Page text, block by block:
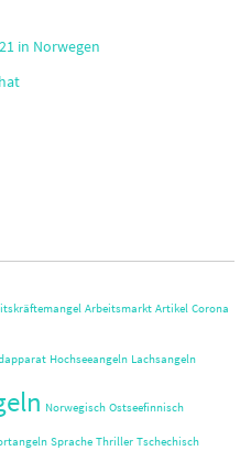
in Norwegen
Arbeitsmarkt Artikel Corona
Hochseeangeln Lachsangeln
Norwegisch Ostseefinnisch
Sprache Thriller Tschechisch